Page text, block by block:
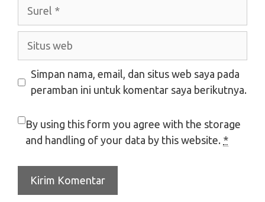
Situs
Simpan nama, email, dan situs web saya pada
peramban ini untuk komentar saya berikutnya.
By using this form you agree with the storage
and handling of your data by this website. *